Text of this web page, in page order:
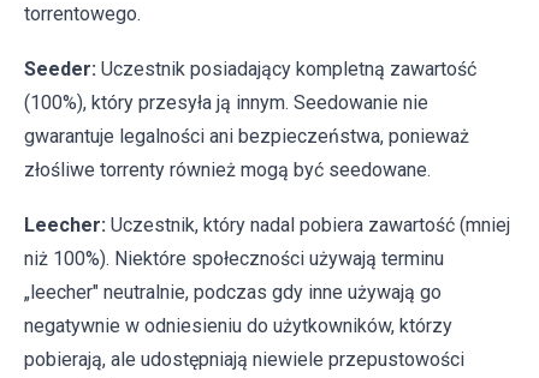
torrentowego.
Seeder: Uczestnik posiadający kompletną zawartość
(100%), który przesyła ją innym. Seedowanie nie
gwarantuje legalności ani bezpieczeństwa, ponieważ
złośliwe torrenty również mogą być seedowane.
Leecher: Uczestnik, który nadal pobiera zawartość (mniej
niż 100%). Niektóre społeczności używają terminu
„leecher" neutralnie, podczas gdy inne używają go
negatywnie w odniesieniu do użytkowników, którzy
pobierają, ale udostępniają niewiele przepustowości